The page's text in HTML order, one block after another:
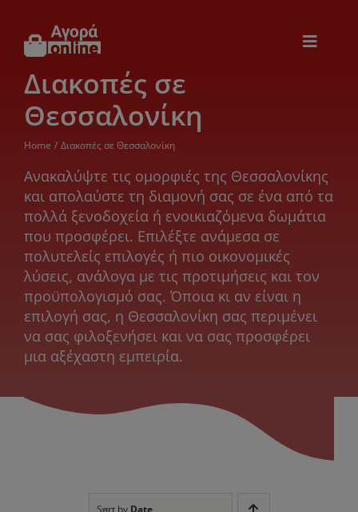
περιεχόμενο
Toggle
Εικόνα & Ήχος
Παιχνίδια
Θέρμανση – Ψύξη
Ηλεκτρονικά
Ξενοδοχεία
Διακοπές σε
Θεσσαλονίκη
Home Διακοπές σε Θεσσαλονίκη
Ανακαλύψτε τις ομορφιές της Θεσσαλονίκης
και απολαύστε τη διαμονή σας σε ένα από τα
πολλά ξενοδοχεία ή ενοικιαζόμενα δωμάτια
που προσφέρει. Επιλέξτε ανάμεσα σε
πολυτελείς επιλογές ή πιο οικονομικές
λύσεις, ανάλογα με τις προτιμήσεις και τον
προϋπολογισμό σας. Όποια κι αν είναι η
επιλογή σας, η Θεσσαλονίκη σας περιμένει
να σας φιλοξενήσει και να σας προσφέρει
μια αξέχαστη εμπειρία.
Sort by Date